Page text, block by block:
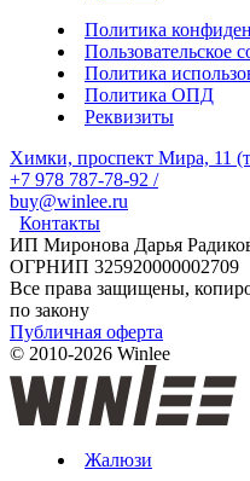
Политика
Пользовательское
Политика
Политика ОПД
Реквизиты
Химки, проспект Мира, 11
+7 978 787-78-92 /
buy@winlee.ru
Контакты
ИП Миронова Дарья
ОГРНИП 325920000002709
Все права защищены,
по закону
Публичная оферта
© 2010-2026 Winlee
Жалюзи